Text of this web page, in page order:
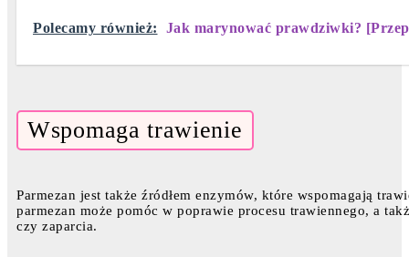
Polecamy również: Jak marynować prawdziwki?
Wspomaga trawienie
Parmezan jest także źródłem enzymów, które wspomagają
parmezan może pomóc w poprawie procesu trawiennego, a
czy zaparcia.